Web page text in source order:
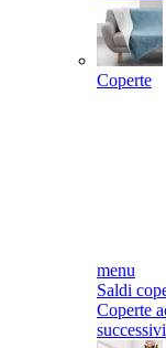
Coperte
menu
Saldi
Coperte
successivi